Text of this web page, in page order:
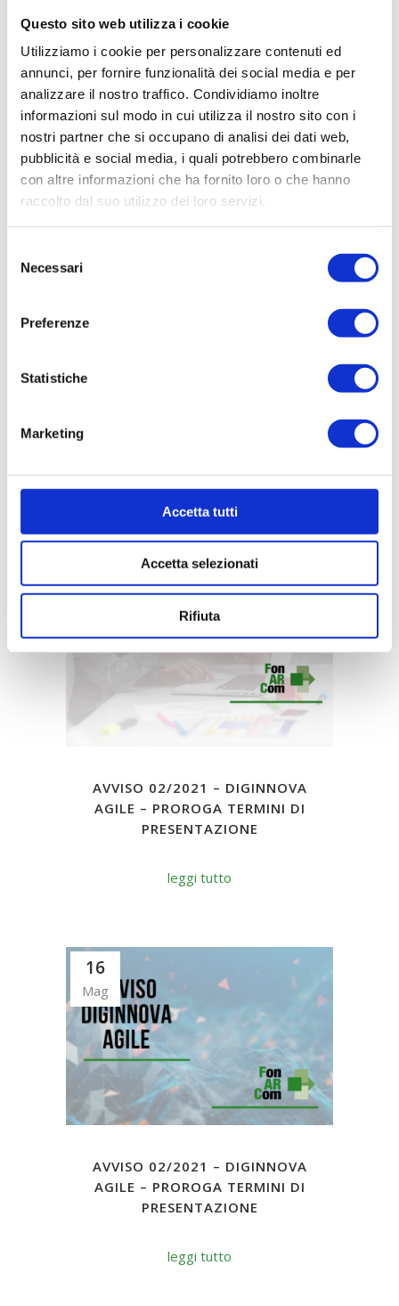
Questo sito web utilizza i cookie
Utilizziamo i cookie per personalizzare contenuti ed
annunci, per fornire funzionalità dei social media e per
analizzare il nostro traffico. Condividiamo inoltre
informazioni sul modo in cui utilizza il nostro sito con i
nostri partner che si occupano di analisi dei dati web,
pubblicità e social media, i quali potrebbero combinarle
con altre informazioni che ha fornito loro o che hanno
raccolto dal suo utilizzo dei loro servizi.
delNecessari
Preferenze
Statistiche
Marketing
Accetta tutti
Accetta selezionati
Rifiuta
PUBBLICATO TESTO INTEGRALE
DELL’AVVISO 02/2022 – DIGINNOVA
AGILE FNC
leggi tutto
28
14
AVVISO 02/2021 – DIGINNOVA
AGILE – PROROGA TERMINI DI
PRESENTAZIONE
leggi tutto
16
Mag
AVVISO 02/2021 – DIGINNOVA
AGILE – PROROGA TERMINI DI
PRESENTAZIONE
leggi tutto